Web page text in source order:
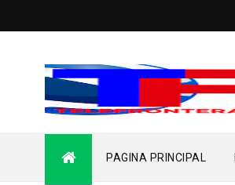
PAGINA PRINCIPAL